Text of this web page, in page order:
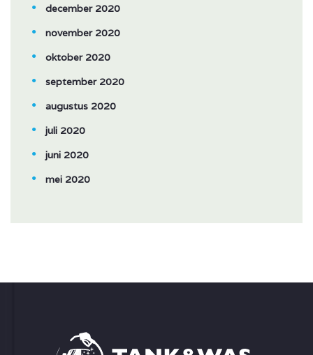
december 2020
november 2020
oktober 2020
september 2020
augustus 2020
juli 2020
juni 2020
mei 2020